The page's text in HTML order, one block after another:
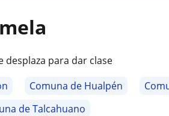
desplaza para dar clase
Comuna de Hualpén
de Talcahuano